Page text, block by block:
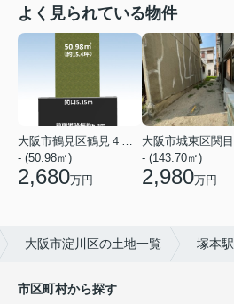
よく見られている物件
大阪市鶴見区鶴見４丁目
- (50.98㎡)
2,680万円
- (143.70㎡)
2,980万円
大阪市淀川区の土地一覧 塚本駅
市区町村から探す